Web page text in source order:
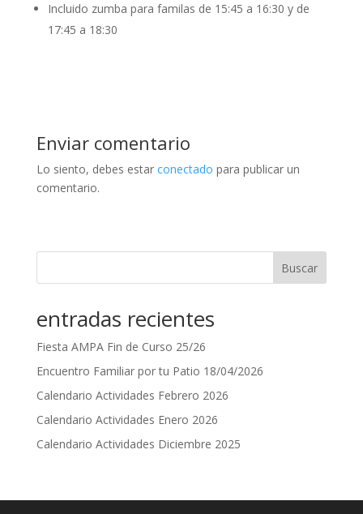
Incluido zumba para familas de 15:45 a 16:30 y de
17:45 a 18:30
Enviar comentario
Lo siento, debes estar conectado para publicar un
comentario.
Buscar
entradas recientes
Fiesta AMPA Fin de Curso 25/26
Encuentro Familiar por tu Patio 18/04/2026
Calendario Actividades Febrero 2026
Calendario Actividades Enero 2026
Calendario Actividades Diciembre 2025